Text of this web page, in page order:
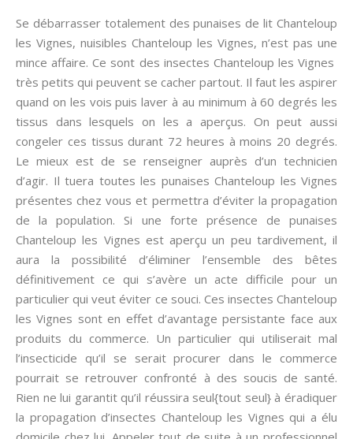
Se débarrasser totalement des punaises de lit Chanteloup
les Vignes, nuisibles Chanteloup les Vignes, n’est pas une
mince affaire. Ce sont des insectes Chanteloup les Vignes
très petits qui peuvent se cacher partout. Il faut les aspirer
quand on les vois puis laver à au minimum à 60 degrés les
tissus dans lesquels on les a aperçus. On peut aussi
congeler ces tissus durant 72 heures à moins 20 degrés.
Le mieux est de se renseigner auprès d’un technicien
d’agir. Il tuera toutes les punaises Chanteloup les Vignes
présentes chez vous et permettra d’éviter la propagation
de la population. Si une forte présence de punaises
Chanteloup les Vignes est aperçu un peu tardivement, il
aura la possibilité d’éliminer l’ensemble des bêtes
définitivement ce qui s’avère un acte difficile pour un
particulier qui veut éviter ce souci. Ces insectes Chanteloup
les Vignes sont en effet d’avantage persistante face aux
produits du commerce. Un particulier qui utiliserait mal
l’insecticide qu’il se serait procurer dans le commerce
pourrait se retrouver confronté à des soucis de santé.
Rien ne lui garantit qu’il réussira seul{tout seul} à éradiquer
la propagation d’insectes Chanteloup les Vignes qui a élu